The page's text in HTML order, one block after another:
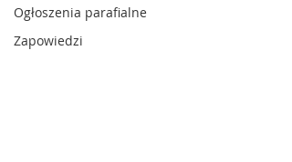
Ogłoszenia parafialne
Zapowiedzi